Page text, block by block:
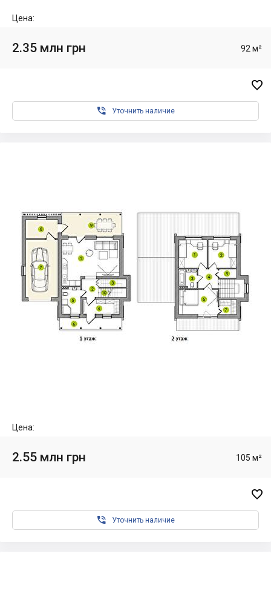
Цена:
2.35 млн грн 92 м²

 Уточнить наличие
Цена:
2.55 млн грн 105 м²

 Уточнить наличие